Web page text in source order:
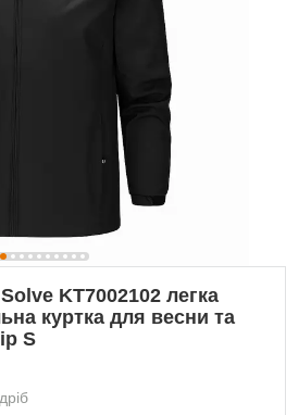
KT7002102 легка
куртка для весни та
S